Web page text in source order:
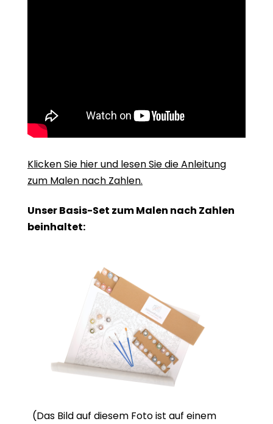
Klicken Sie hier und lesen Sie die Anleitung
zum Malen nach Zahlen.
Unser Basis-Set zum Malen nach Zahlen
beinhaltet:
(Das Bild auf diesem Foto ist auf einem